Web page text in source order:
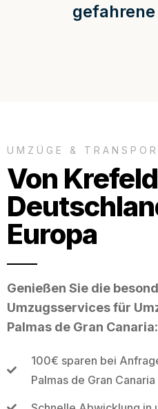
UMZÜGE &
Von
Europa
Genießen Sie die
Umzugsservices für
Palmas de Gran Canaria:
100€ sparen bei
Palmas de Gran Canaria